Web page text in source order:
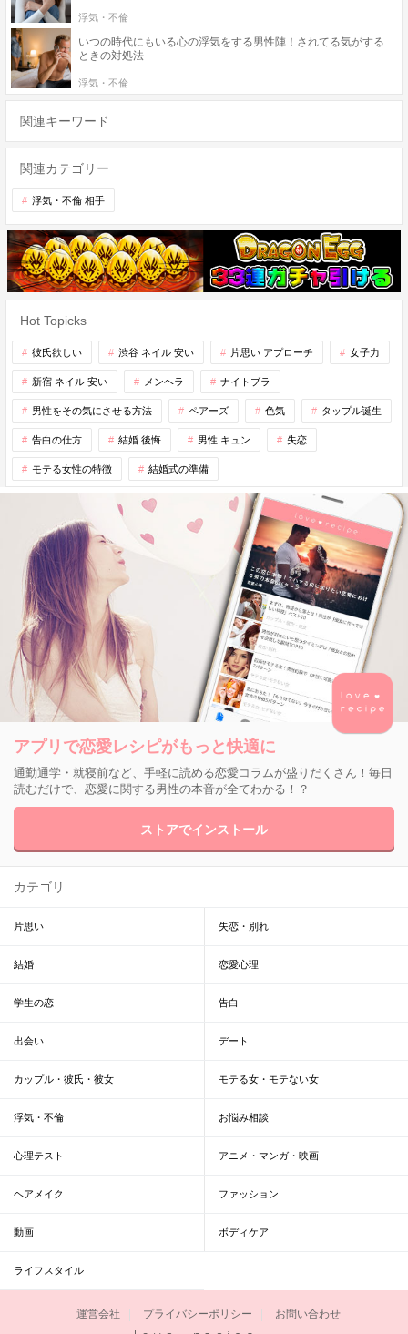
浮気・不倫
いつの時代にもいる心の浮気をする男性陣！されてる気がする
ときの対処法
浮気・不倫
関連キーワード
関連カテゴリー
浮気・不倫 相手
Hot Topicks
彼氏欲しい 渋谷 ネイル 安い 片思い アプローチ 女子力
新宿 ネイル 安い メンヘラ ナイトブラ
男性をその気にさせる方法 ペアーズ 色気 タップル誕生
告白の仕方 結婚 後悔 男性 キュン 失恋
モテる女性の特徴 結婚式の準備
アプリで恋愛レシピがもっと快適に
通勤通学・就寝前など、手軽に読める恋愛コラムが盛りだくさん！毎日
読むだけで、恋愛に関する男性の本音が全てわかる！？
ストアでインストール
カテゴリ
片思い 失恋・別れ
結婚 恋愛心理
学生の恋 告白
出会い デート
カップル・彼氏・彼女 モテる女・モテない女
浮気・不倫 お悩み相談
心理テスト アニメ・マンガ・映画
ヘアメイク ファッション
動画 ボディケア
ライフスタイル
運営会社 プライバシーポリシー お問い合わせ